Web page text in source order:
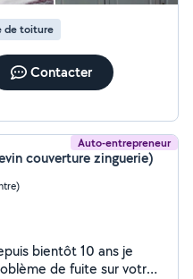
de toiture
Contacter
Auto-entrepreneur
couverture zinguerie)
bientôt 10 ans je